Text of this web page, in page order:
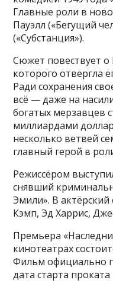
Главные роли в
Пауэлл («Бегущий
(«Субстанция»).
Сюжет повествует о
которого отвергла
Ради сохранения
всё — даже на
богатых мерзавцев
миллиардами
несколько ветвей
главный герой в
Режиссёром
снявший
Эмили». В
Кэмп, Эд Харрис,
Премьера
кинотеатрах
Фильм официально
дата старта